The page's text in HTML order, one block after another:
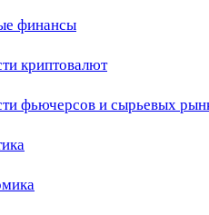
финансы
криптовалют
фьючерсов и сырьевых